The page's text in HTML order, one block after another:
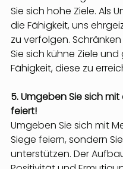
Sie sich hohe Ziele. Als
die Fähigkeit, uns
zu verfolgen.
Sie sich kühne Ziele
Fähigkeit, diese zu
5. Umgeben Sie sich
feiert!
Umgeben Sie sich mit
Siege feiern, sondern
unterstützen. Der